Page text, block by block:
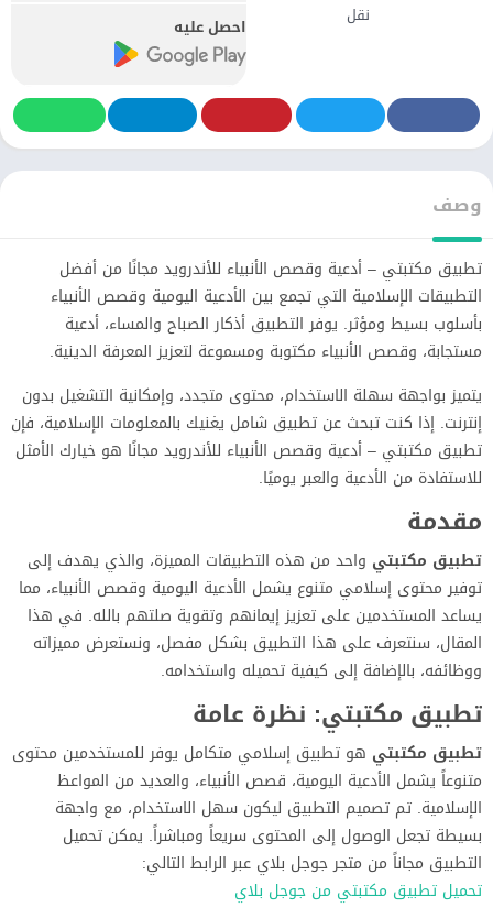
نقل
احصل عليه
وصف
تطبيق مكتبتي – أدعية وقصص الأنبياء للأندرويد مجانًا من أفضل
التطبيقات الإسلامية التي تجمع بين الأدعية اليومية وقصص الأنبياء
بأسلوب بسيط ومؤثر. يوفر التطبيق أذكار الصباح والمساء، أدعية
مستجابة، وقصص الأنبياء مكتوبة ومسموعة لتعزيز المعرفة الدينية.
يتميز بواجهة سهلة الاستخدام، محتوى متجدد، وإمكانية التشغيل بدون
إنترنت. إذا كنت تبحث عن تطبيق شامل يغنيك بالمعلومات الإسلامية، فإن
تطبيق مكتبتي – أدعية وقصص الأنبياء للأندرويد مجانًا هو خيارك الأمثل
للاستفادة من الأدعية والعبر يوميًا.
مقدمة
تطبيق مكتبتي واحد من هذه التطبيقات المميزة، والذي يهدف إلى
توفير محتوى إسلامي متنوع يشمل الأدعية اليومية وقصص الأنبياء، مما
يساعد المستخدمين على تعزيز إيمانهم وتقوية صلتهم بالله. في هذا
المقال، سنتعرف على هذا التطبيق بشكل مفصل، ونستعرض مميزاته
ووظائفه، بالإضافة إلى كيفية تحميله واستخدامه.
تطبيق مكتبتي: نظرة عامة
تطبيق مكتبتي هو تطبيق إسلامي متكامل يوفر للمستخدمين محتوى
متنوعاً يشمل الأدعية اليومية، قصص الأنبياء، والعديد من المواعظ
الإسلامية. تم تصميم التطبيق ليكون سهل الاستخدام، مع واجهة
بسيطة تجعل الوصول إلى المحتوى سريعاً ومباشراً. يمكن تحميل
التطبيق مجاناً من متجر جوجل بلاي عبر الرابط التالي:
تحميل تطبيق مكتبتي من جوجل بلاي